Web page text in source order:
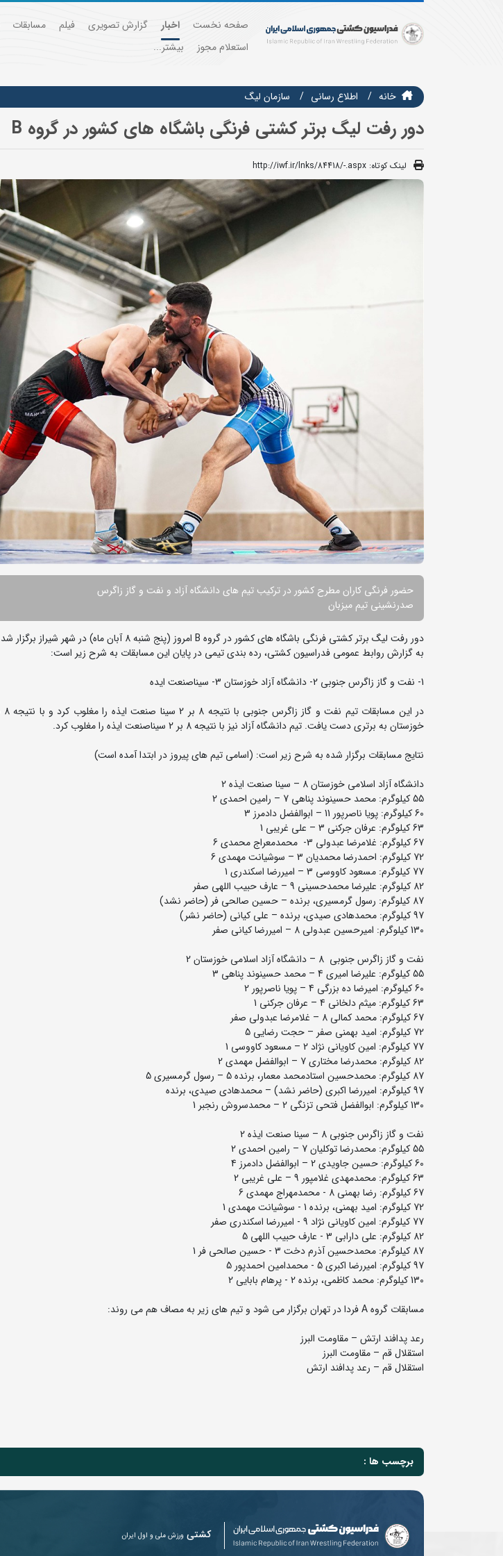
صفحه نخست اخبار گزارش تصویری فیلم مسابقات
استعلام مجوز
بیشتر...
خانه اطلاع رسانی سازمان ليگ
دور رفت لیگ برتر کشتی فرنگی باشگاه های کشور در گروه B
لینک کوتاه: http://iwf.ir/lnks/84418/-.aspx
حضور فرنگی کاران مطرح کشور در ترکیب تیم های دانشگاه آزاد و نفت و گاز زاگرس
صدرنشینی تیم میزبان
دور رفت لیگ برتر کشتی فرنگی باشگاه های کشور در گروه B امروز (پنج شنبه 8 آبان ماه) در شهر شیراز برگزار شد.
به گزارش روابط عمومی فدراسیون کشتی، رده بندی تیمی در پایان این مسابقات به شرح زیر است:
1- نفت و گاز زاگرس جنوبی 2- دانشگاه آزاد خوزستان 3- سیناصنعت ایده
خوزستان به برتری دست یافت. تیم دانشگاه آزاد نیز با نتیجه 8 بر 2 سیناصنعت ایذه را مغلوب کرد.
نتایج مسابقات برگزار شده به شرح زیر است: (اسامی تیم های پیروز در ابتدا آمده است)
دانشگاه آزاد اسلامی خوزستان 8 – سینا صنعت ایذه 2
55 کیلوگرم: محمد حسینوند پناهی 7 – رامین احمدی 2
60 کیلوگرم: پویا ناصرپور 11 – ابوالفضل دادمرز 3
63 کیلوگرم: عرفان جرکنی 3 – علی غریبی 1
67 کیلوگرم: غلامرضا عبدولی 3- محمدمعراج محمدی 6
72 کیلوگرم: احمدرضا محمدیان 3 – سوشیانت مهمدی 6
77 کیلوگرم: مسعود کاووسی 3 – امیررضا اسکندری 1
82 کیلوگرم: علیرضا محمدحسینی 9 – عارف حبیب اللهی صفر
87 کیلوگرم: رسول گرمسیری، برنده – حسین صالحی فر (حاضر نشد)
97 کیلوگرم: محمدهادی صیدی، برنده – علی کیانی (حاضر نشر)
130 کیلوگرم: امیرحسین عبدولی 8 – امیررضا کیانی صفر
نفت و گاز زاگرس جنوبی 8 – دانشگاه آزاد اسلامی خوزستان 2
55 کیلوگرم: علیرضا امیری 4 – محمد حسینوند پناهی 3
60 کیلوگرم: امیرضا ده بزرگی 4 – پویا ناصرپور 2
63 کیلوگرم: میثم دلخانی 4 – عرفان جرکنی 1
67 کیلوگرم: محمد کمالی 8 – غلامرضا عبدولی صفر
72 کیلوگرم: امید بهمنی صفر – حجت رضایی 5
77 کیلوگرم: امین کاویانی نژاد 2 – مسعود کاووسی 1
82 کیلوگرم: محمدرضا مختاری 7 – ابوالفضل مهمدی 2
87 کیلوگرم: محمدحسین استادمحمد معمار، برنده 5 – رسول گرمسیری 5
97 کیلوگرم: امیررضا اکبری (حاضر نشد) – محمدهادی صیدی، برنده
130 کیلوگرم: ابوالفضل فتحی تزنگی 2 – محمدسروش رنجبر 1
نفت و گاز زاگرس جنوبی 8 – سینا صنعت ایذه 2
55 کیلوگرم: محمدرضا توکلیان 7 – رامین احمدی 2
60 کیلوگرم: حسین جاویدی 2 – ابوالفضل دادمرز 4
63 کیلوگرم: محمدمهدی غلامپور 9 – علی غریبی 2
67 کیلوگرم: رضا بهمنی 8 - محمدمهراج مهمدی 6
72 کیلوگرم: امید بهمنی، برنده 1 - سوشیانت مهمدی 1
77 کیلوگرم: امین کاویانی نژاد 9 - امیررضا اسکندری صفر
82 کیلوگرم: علی دارابی 3 - عارف حبیب اللهی 5
87 کیلوگرم: محمدحسین آذرم دخت 3 - حسین صالحی فر 1
97 کیلوگرم: امیررضا اکبری 5 - محمدامین احمدپور 5
130 کیلوگرم: محمد کاظمی، برنده 2 - پرهام بابایی 2
مسابقات گروه A فردا در تهران برگزار می شود و تیم های زیر به مصاف هم می روند:
رعد پدافند ارتش – مقاومت البرز
استقلال قم – مقاومت البرز
استقلال قم – رعد پدافند ارتش
برچسب ها :
کشتی ورزش ملی و اول ایران